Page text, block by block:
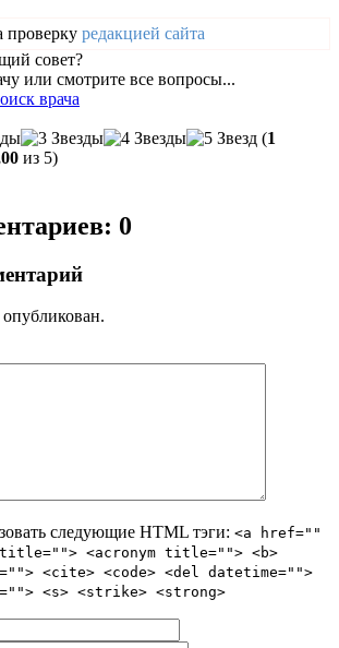
проверку редакцией сайта
совет?
или смотрите все вопросы...
врача
(1
из 5)
0
следующие HTML тэги: <a href=""
<acronym title=""> <b>
<cite> <code> <del datetime="">
<s> <strike> <strong>